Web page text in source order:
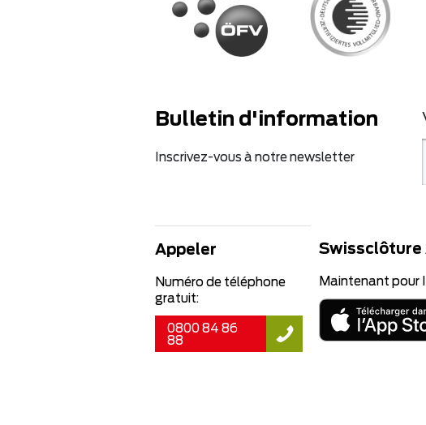
Bulletin d'information
Inscrivez-vous à notre newsletter
Appeler
Numéro de téléphone
gratuit:
0800 84 86
88
Swissclôture
Maintenant pour